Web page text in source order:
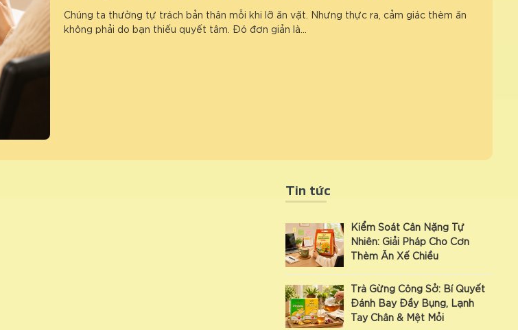
Chúng ta thường tự trách bản thân mỗi khi lỡ ăn vặt. Nhưng thực ra, cảm giác thèm ăn
không phải do bạn thiếu quyết tâm. Đó đơn giản là…
Tin tức
Kiểm Soát Cân Nặng Tự
Nhiên: Giải Pháp Cho Cơn
Thèm Ăn Xế Chiều
Trà Gừng Công Sở: Bí Quyết
Đánh Bay Đầy Bụng, Lạnh
Tay Chân & Mệt Mỏi